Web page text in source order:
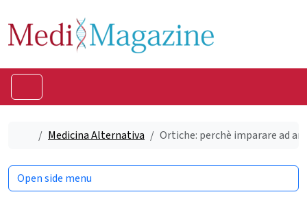
HomeMedicina Alternativa Ortiche: perchè imparare ad
Open side menu